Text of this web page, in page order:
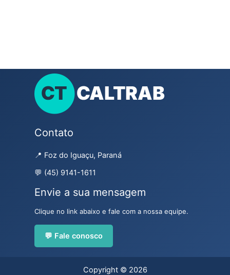
Contato
📍 Foz do Iguaçu, Paraná
💬 (45) 9141-1611
Envie a sua mensagem
Clique no link abaixo e fale com a nossa equipe.
💬 Fale conosco
Copyright © 2026